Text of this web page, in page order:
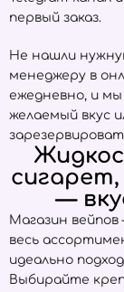
первый заказ.
Не нашли
менеджеру в
ежедневно, и
желаемый вкус
сигарет,
—
Магазин
весь
идеально
Выбирайте